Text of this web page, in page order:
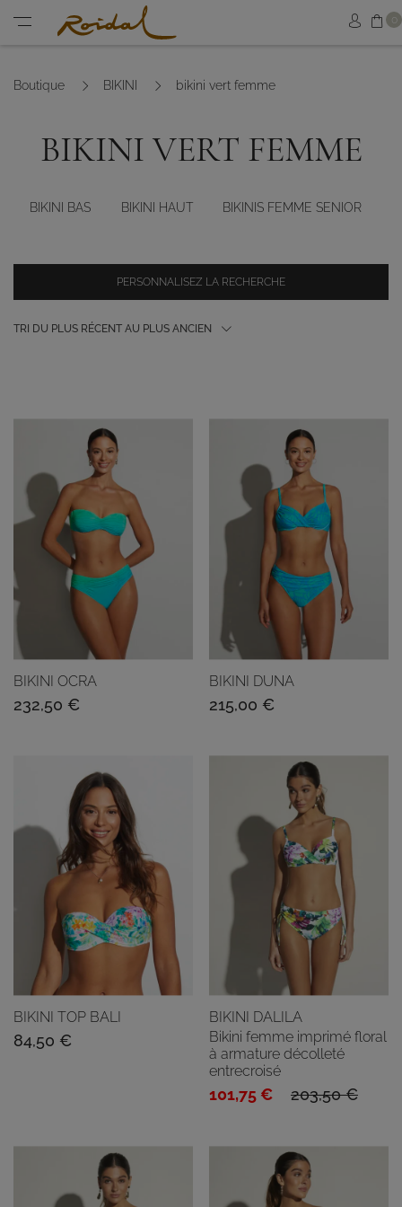
Sign in
0
Boutique BIKINI bikini vert femme
BIKINI VERT FEMME
BIKINI BAS BIKINI HAUT BIKINIS FEMME SENIOR
PERSONNALISEZ LA RECHERCHE
TRI DU PLUS RÉCENT AU PLUS ANCIEN
BIKINI OCRA
232,50 €
BIKINI DUNA
215,00 €
BIKINI TOP BALI
84,50 €
BIKINI DALILA
Bikini femme imprimé floral
à armature décolleté
entrecroisé
203,50€
Le
initial
203,50 €.
101,75 €
Le
actuel
101,75 €.